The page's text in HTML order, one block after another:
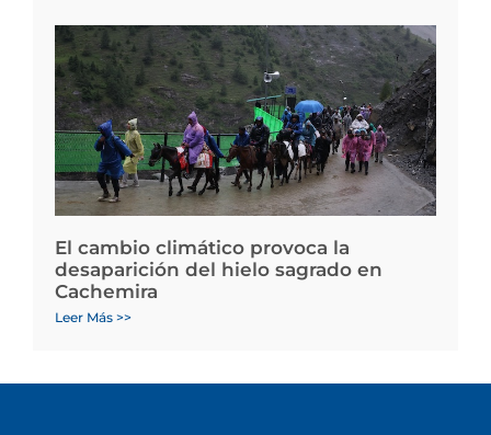
El cambio climático provoca la
desaparición del hielo sagrado en
Cachemira
Leer Más >>